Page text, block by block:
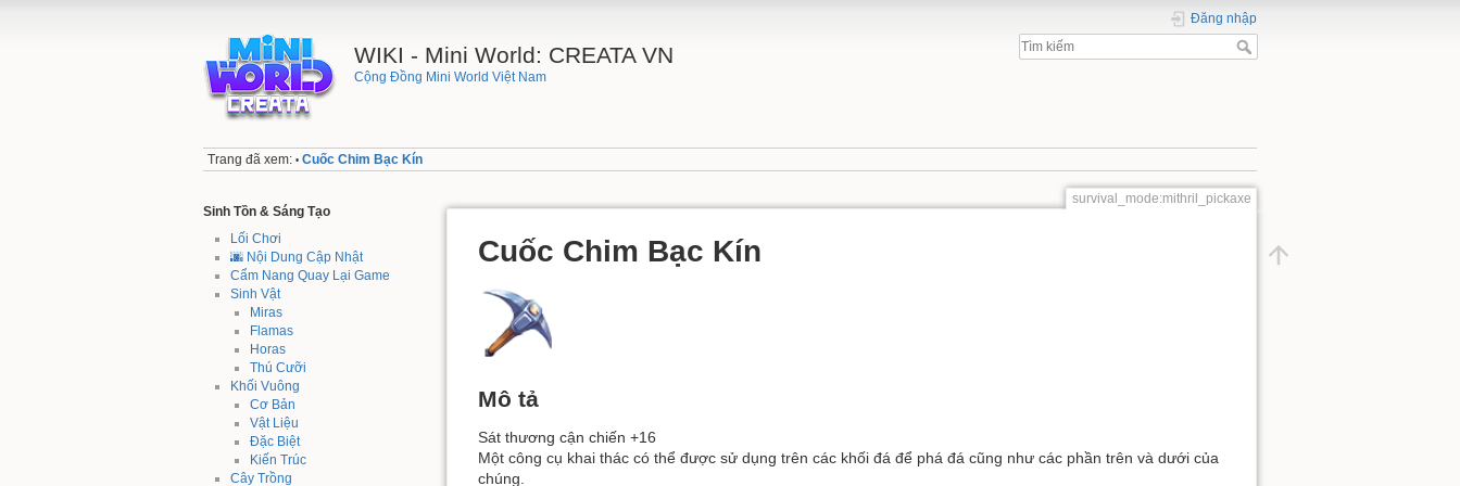
WIKI - Mini World: CREATA VN
Cộng Đồng Mini World Việt Nam
Đăng nhập
Trang đã xem: • Cuốc Chim Bạc Kín
Sinh Tồn & Sáng Tạo
Lối Chơi
🌆 Nội Dung Cập Nhật
Cẩm Nang Quay Lại Game
Sinh Vật
Miras
Flamas
Horas
Thú Cưỡi
Khối Vuông
Cơ Bản
Vật Liệu
Đặc Biệt
Kiến Trúc
Cây Trồng
survival_mode:mithril_pickaxe
Cuốc Chim Bạc Kín
Mô tả
Sát thương cận chiến +16
Một công cụ khai thác có thể được sử dụng trên các khối đá để phá đá cũng như các phần trên và dưới của
chúng.